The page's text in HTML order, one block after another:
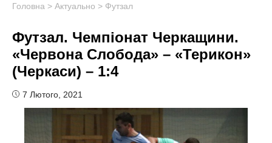
Головна > Актуально > Футзал
Футзал. Чемпіонат Черкащини.
«Червона Слобода» – «Терикон»
(Черкаси) – 1:4
7 Лютого, 2021